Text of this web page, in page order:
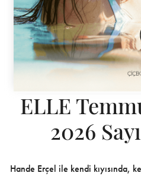
ELLE
2026
Hande Erçel ile kendi kıyısında,